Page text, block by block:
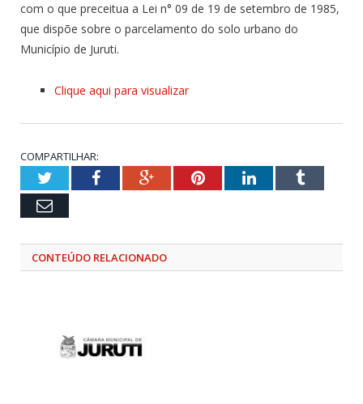
com o que preceitua a Lei n° 09 de 19 de setembro de 1985,
que dispõe sobre o parcelamento do solo urbano do
Município de Juruti.
Clique aqui para visualizar
COMPARTILHAR:
TwitterFacebookGoogle+PinterestLinkedInTumblr
Email
CONTEÚDO RELACIONADO